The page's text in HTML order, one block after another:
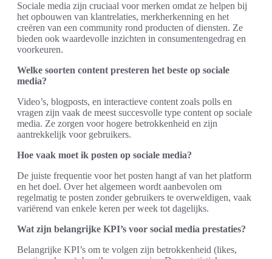
Sociale media zijn cruciaal voor merken omdat ze helpen bij
het opbouwen van klantrelaties, merkherkenning en het
creëren van een community rond producten of diensten. Ze
bieden ook waardevolle inzichten in consumentengedrag en
voorkeuren.
Welke soorten content presteren het beste op sociale
media?
Video’s, blogposts, en interactieve content zoals polls en
vragen zijn vaak de meest succesvolle type content op sociale
media. Ze zorgen voor hogere betrokkenheid en zijn
aantrekkelijk voor gebruikers.
Hoe vaak moet ik posten op sociale media?
De juiste frequentie voor het posten hangt af van het platform
en het doel. Over het algemeen wordt aanbevolen om
regelmatig te posten zonder gebruikers te overweldigen, vaak
variërend van enkele keren per week tot dagelijks.
Wat zijn belangrijke KPI’s voor social media prestaties?
Belangrijke KPI’s om te volgen zijn betrokkenheid (likes,